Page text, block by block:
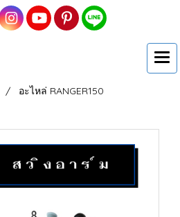
อะไหล่ RANGER150